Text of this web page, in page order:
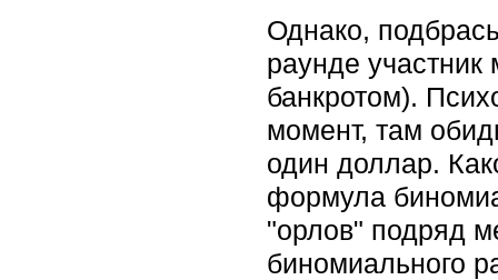
Однако,
раунде участник
банкротом).
момент, там
один доллар.
формула
"орлов" подряд
биномиального